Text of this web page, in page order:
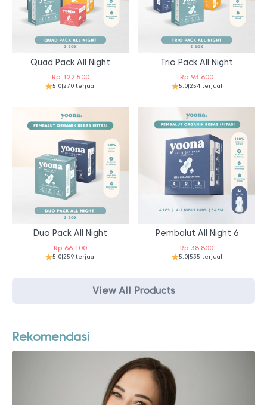
Quad Pack All Night
Rp122.500
5.0|270 terjual
Trio Pack All Night
Rp 93.600
5.0|254 terjual
Duo Pack All Night
Rp 66.100
5.0|259 terjual
Pembalut All Night 6
Rp 38.800
5.0|535 terjual
View All Products
Rekomendasi